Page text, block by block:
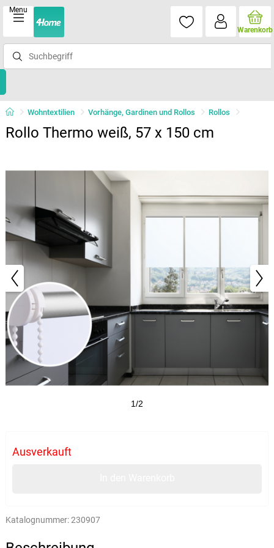
Menu
Warenkorb
Wohntextilien Vorhänge, Gardinen und Rollos Rollos
Rollo Thermo weiß, 57 x 150 cm
1/2
Ausverkauft
Katalognummer:230907